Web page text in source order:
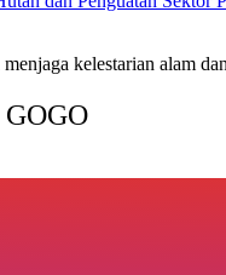
kelestarian alam